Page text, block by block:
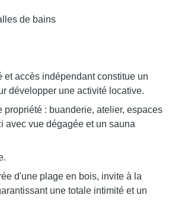
de bains
accès indépendant constitue un
développer une activité locative.
: buanderie, atelier, espaces
avec vue dégagée et un sauna
d'une plage en bois, invite à la
une totale intimité et un